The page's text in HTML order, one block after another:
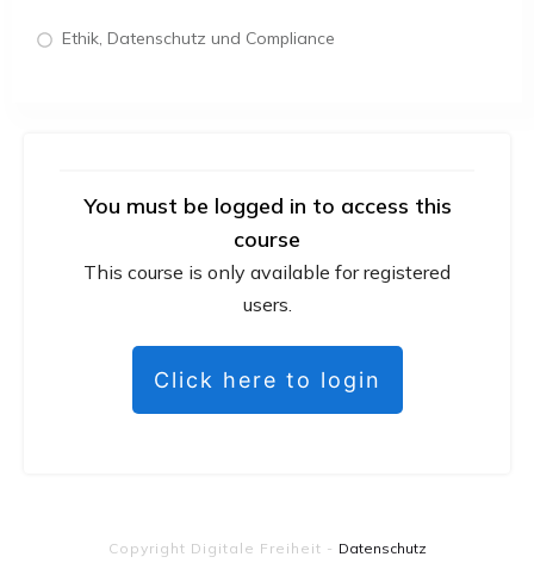
You must be logged in to access this
course
This course is only available for registered
users.
Click here to login
Ethik, Datenschutz und Compliance
Copyright Digitale Freiheit - Datenschutz